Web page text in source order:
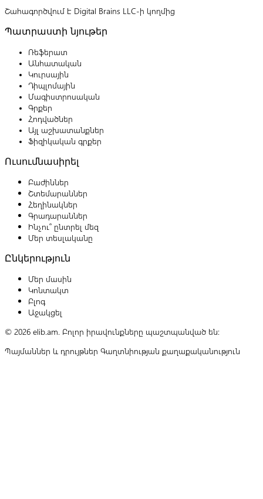
Շահագործվում է Digital Brains LLC-ի կողմից
Պատրաստի նյութեր
Ռեֆերատ
Անհատական
Կուրսային
Դիպլոմային
Մագիստրոսական
Գրքեր
Հոդվածներ
Այլ աշխատանքներ
Ֆիզիկական գրքեր
Ուսումնասիրել
Բաժիններ
Շտեմարաններ
Հեղինակներ
Գրադարաններ
Ինչու՞ ընտրել մեզ
Մեր տեսլականը
Ընկերություն
Մեր մասին
Կոնտակտ
Բլոգ
Աջակցել
© 2026 elib.am. Բոլոր իրավունքները պաշտպանված են:
Պայմաններ և դրույթներ Գաղտնիության քաղաքականություն